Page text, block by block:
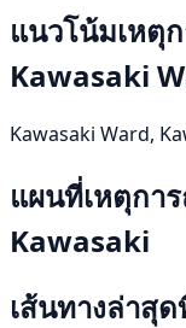
แนวโน้มเหตุ
Kawasaki
Kawasaki Ward,
แผนที่เหตุกา
Kawasaki
เส้นทางล่าสุ